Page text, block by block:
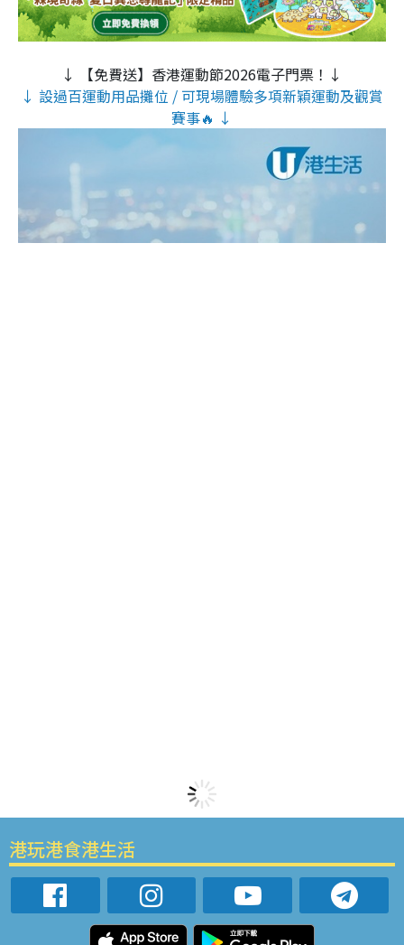
↓ 【免費送】香港運動節2026電子門票！↓
↓ 設過百運動用品攤位 / 可現場體驗多項新穎運動及觀賞
賽事🔥 ↓
港玩港食港生活